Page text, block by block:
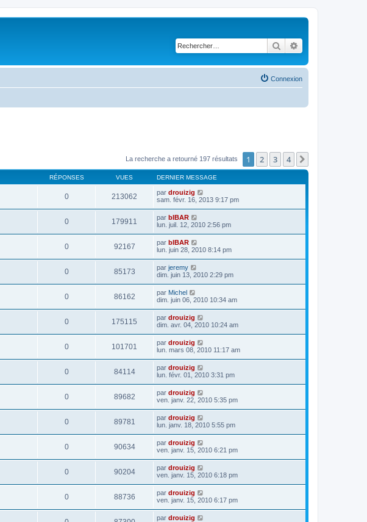
Rechercher
Connexion
La recherche a retourné 197 résultats 1 2 3 4
RÉPONSES VUES DERNIER MESSAGE
0 213062 par drouizig
sam. févr. 16, 2013 9:17 pm
0 179911 par bIBAR
lun. juil. 12, 2010 2:56 pm
0 92167 par bIBAR
lun. juin 28, 2010 8:14 pm
0 85173 par jeremy
dim. juin 13, 2010 2:29 pm
0 86162 par Michel
dim. juin 06, 2010 10:34 am
0 175115 par drouizig
dim. avr. 04, 2010 10:24 am
0 101701 par drouizig
lun. mars 08, 2010 11:17 am
0 84114 par drouizig
lun. févr. 01, 2010 3:31 pm
0 89682 par drouizig
ven. janv. 22, 2010 5:35 pm
0 89781 par drouizig
lun. janv. 18, 2010 5:55 pm
0 90634 par drouizig
ven. janv. 15, 2010 6:21 pm
0 90204 par drouizig
ven. janv. 15, 2010 6:18 pm
0 88736 par drouizig
ven. janv. 15, 2010 6:17 pm
par drouizig